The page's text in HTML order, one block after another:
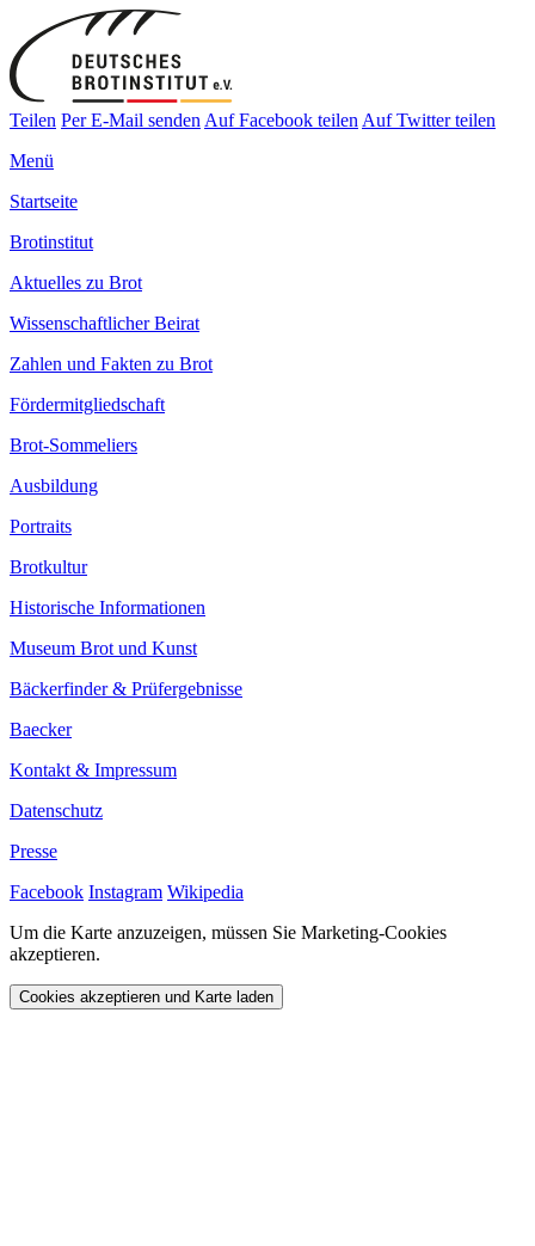
Teilen Per E-Mail senden Auf Facebook teilen Auf Twitter teilen
Menü
Startseite
Brotinstitut
Aktuelles zu Brot
Wissenschaftlicher Beirat
Zahlen und Fakten zu Brot
Fördermitgliedschaft
Brot-Sommeliers
Ausbildung
Portraits
Brotkultur
Historische Informationen
Museum Brot und Kunst
Bäckerfinder & Prüfergebnisse
Baecker
Kontakt & Impressum
Datenschutz
Presse
Facebook Instagram Wikipedia
Um die Karte anzuzeigen, müssen Sie Marketing-Cookies
akzeptieren.
Cookies akzeptieren und Karte laden